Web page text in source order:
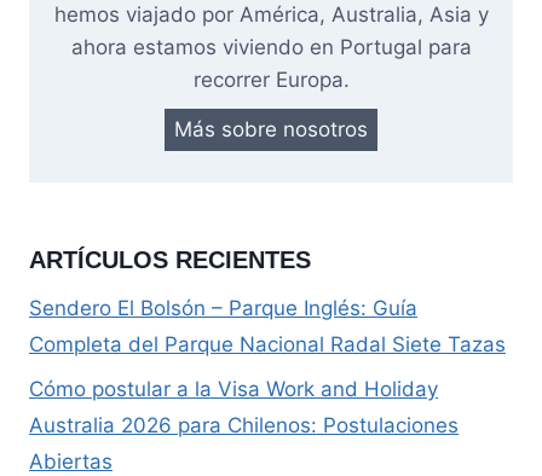
hemos viajado por América, Australia, Asia y
ahora estamos viviendo en Portugal para
recorrer Europa.
Más sobre nosotros
ARTÍCULOS RECIENTES
Sendero El Bolsón – Parque Inglés: Guía
Completa del Parque Nacional Radal Siete Tazas
Cómo postular a la Visa Work and Holiday
Australia 2026 para Chilenos: Postulaciones
Abiertas